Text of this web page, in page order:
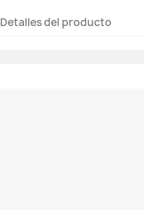
Detalles del producto